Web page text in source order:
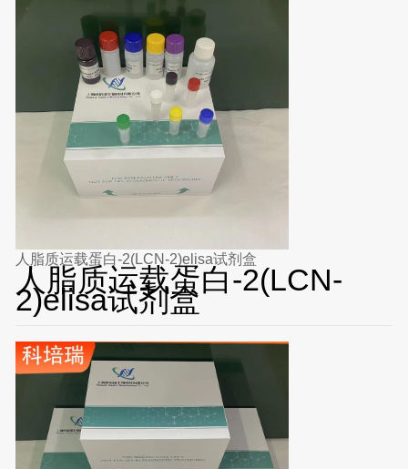
人脂质运载蛋白-2(LCN-2)elisa试剂盒
人脂质运载蛋白-2(LCN-
2)elisa试剂盒